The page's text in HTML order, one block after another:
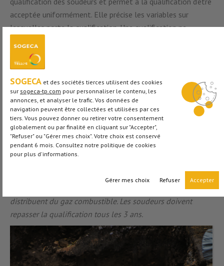
acceptée uniformément. Elle précise les variables sur
lesquelles porte la qualification. Une qualification ne
procédé de soudage
matériau de base, de la position de soudage… Les
qualifications en soudage sont ainsi délivrées par des
organismes certificateurs habilités, en fonction des normes
spécifiques. Un soudeur peut posséder plusieurs certificats de
qualification, avec une durée de validité qui varie de 1 à 3 ans
à compter de la date d’examen.
À titre d’exemple : la norme ATG-B 527-9 spécifique au gaz
canalisations et branchements en polyéthylène. Ces tubes
distribuent du gaz combustible. Les soudeurs doivent
repasser la qualification tous les 3 ans.
SOGECA et des sociétés tierces utilisent des cookies
sur sogeca-tp.com pour personnaliser le contenu, les
annonces, et analyser le trafic. Vos données de
navigation peuvent être collectées et utilisées par ces
tiers. Vous pouvez donner ou retirer votre consentement
globalement ou par finalité en cliquant sur "Accepter",
"Refuser" ou "Gérer mes choix". Votre choix est conservé
pendant 6 mois. Consultez notre politique de cookies
pour plus d'informations.
Accepter
Refuser
Gérer mes choix